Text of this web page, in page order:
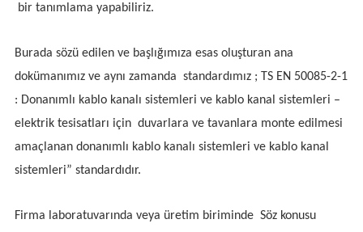
bir tanımlama yapabiliriz.
Burada sözü edilen ve başlığımıza esas oluşturan ana
dokümanımız ve aynı zamanda standardımız ; TS EN 50085-2-1
: Donanımlı kablo kanalı sistemleri ve kablo kanal sistemleri –
elektrik tesisatları için duvarlara ve tavanlara monte edilmesi
amaçlanan donanımlı kablo kanalı sistemleri ve kablo kanal
sistemleri” standardıdır.
Firma laboratuvarında veya üretim biriminde Söz konusu